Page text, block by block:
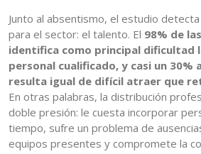
Junto al absentismo, el estudio
para el sector: el talento. El 98% de
identifica como principal dificultad
personal cualificado, y casi un 30%
resulta igual de difícil atraer que
En otras palabras, la distribución
doble presión: le cuesta incorporar
tiempo, sufre un problema de
equipos presentes y compromete la